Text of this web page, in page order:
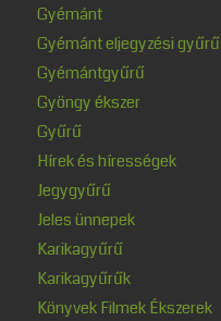
Gyémánt
Gyémánt eljegyzési gyűrű
Gyémántgyűrű
Gyöngy ékszer
Gyűrű
Hírek és hírességek
Jegygyűrű
Jeles ünnepek
Karikagyűrű
Karikagyűrűk
Könyvek Filmek Ékszerek